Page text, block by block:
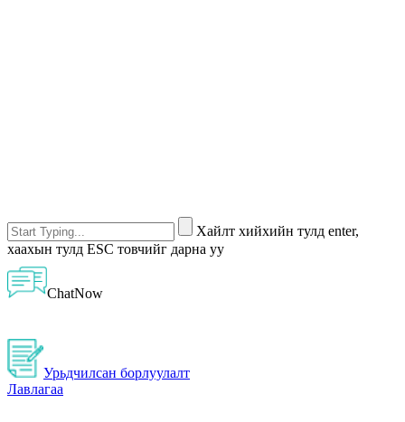
Хайлт хийхийн тулд enter,
хаахын тулд ESC товчийг дарна уу
ChatNow
Урьдчилсан борлуулалт
Лавлагаа